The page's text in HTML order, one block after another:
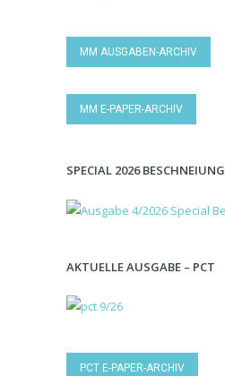
MM AUSGABEN-ARCHIV
MM E-PAPER-ARCHIV
SPECIAL 2026 BESCHNEIUNG
AKTUELLE AUSGABE – PCT
PCT E-PAPER-ARCHIV